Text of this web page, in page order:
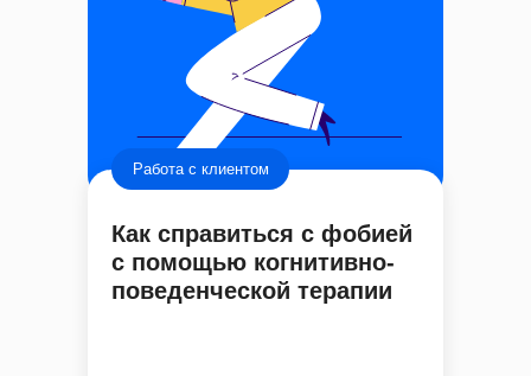
Как справиться с фобией
с помощью когнитивно-
поведенческой терапии
Работа с клиентом